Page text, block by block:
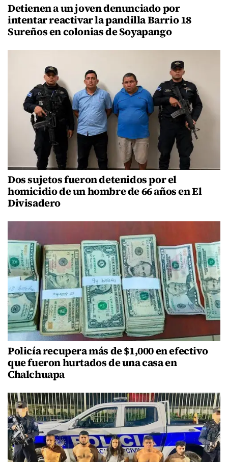
Detienen a un joven denunciado por
intentar reactivar la pandilla Barrio 18
Sureños en colonias de Soyapango
Dos sujetos fueron detenidos por el
homicidio de un hombre de 66 años en El
Divisadero
Policía recupera más de $1,000 en efectivo
que fueron hurtados de una casa en
Chalchuapa